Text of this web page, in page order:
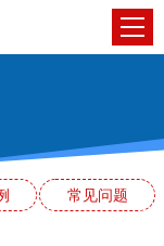
常见问题